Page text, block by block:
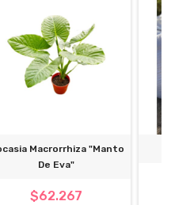
Macrorrhiza "Manto
De Eva"
$62.267